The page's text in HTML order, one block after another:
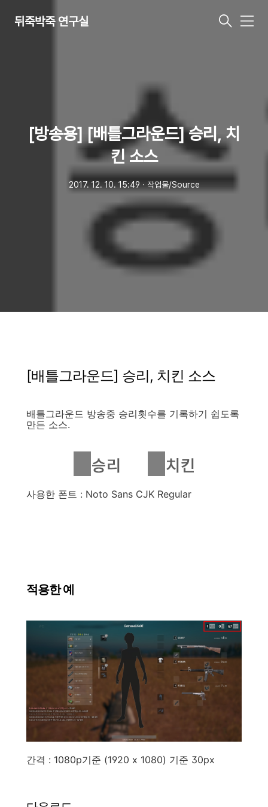
뒤죽박죽 연구실
메
[방송용] [배틀그라운드] 승리, 치
킨 소스
2017. 12. 10. 15:49 ㆍ 작업물/Source
[배틀그라운드] 승리, 치킨 소스
배틀그라운드 방송중 승리횟수를 기록하기 쉽도록
만든 소스.
사용한 폰트 : Noto Sans CJK Regular
적용한 예
간격 : 1080p기준 (1920 x 1080) 기준 30px